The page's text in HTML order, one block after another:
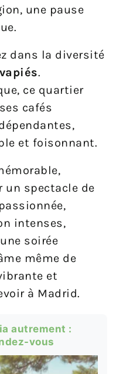
une pause
dans la diversité
.
ce quartier
cafés
et foisonnant.
un spectacle de
intenses,
soirée
même de
et
à Madrid.
autrement :
vous